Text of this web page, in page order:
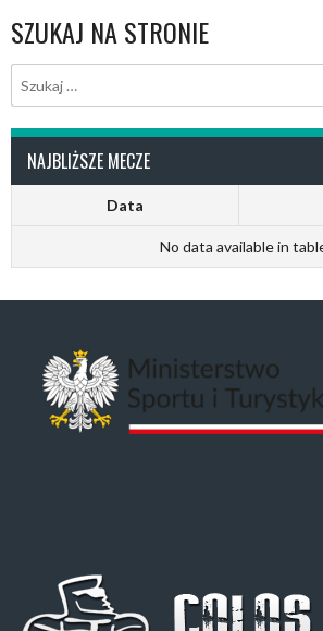
SZUKAJ NA STRONIE
NAJBLIŻSZE MECZE
Data
No data available in